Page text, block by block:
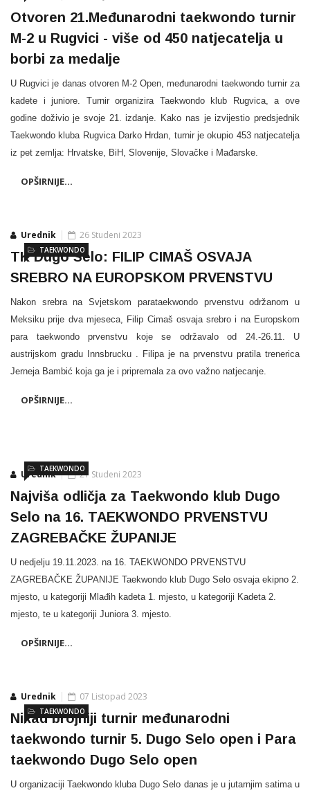
Otvoren 21.Međunarodni taekwondo turnir
M-2 u Rugvici - više od 450 natjecatelja u
borbi za medalje
U Rugvici je danas otvoren M-2 Open, međunarodni taekwondo turnir za
kadete i juniore. Turnir organizira Taekwondo klub Rugvica, a ove
godine doživio je svoje 21. izdanje. Kako nas je izvijestio predsjednik
Taekwondo kluba Rugvica Darko Hrdan, turnir je okupio 453 natjecatelja
iz pet zemlja: Hrvatske, BiH, Slovenije, Slovačke i Mađarske.
OPŠIRNIJE...
Urednik
TAEKWONDO
26 Studeni 2023
TK Dugo Selo: FILIP CIMAŠ OSVAJA
SREBRO NA EUROPSKOM PRVENSTVU
Nakon srebra na Svjetskom parataekwondo prvenstvu održanom u
Meksiku prije dva mjeseca, Filip Cimaš osvaja srebro i na Europskom
para taekwondo prvenstvu koje se održavalo od 24.-26.11. U
austrijskom gradu Innsbrucku . Filipa je na prvenstvu pratila trenerica
Jerneja Bambić koja ga je i pripremala za ovo važno natjecanje.
OPŠIRNIJE...
UrednikTAEKWONDO21 Studeni 2023
Najviša odličja za Taekwondo klub Dugo
Selo na 16. TAEKWONDO PRVENSTVU
ZAGREBAČKE ŽUPANIJE
U nedjelju 19.11.2023. na 16. TAEKWONDO PRVENSTVU
ZAGREBAČKE ŽUPANIJE Taekwondo klub Dugo Selo osvaja ekipno 2.
mjesto, u kategoriji Mlađih kadeta 1. mjesto, u kategoriji Kadeta 2.
mjesto, te u kategoriji Juniora 3. mjesto.
OPŠIRNIJE...
Urednik
TAEKWONDO
07 Listopad 2023
Nikad brojniji turnir međunarodni
taekwondo turnir 5. Dugo Selo open i Para
taekwondo Dugo Selo open
U organizaciji Taekwondo kluba Dugo Selo danas je u jutarnjim satima u